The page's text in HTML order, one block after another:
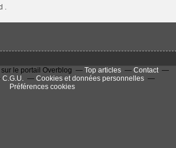
sur le portail Overblog Top articles
Contact
C.G.U.
Cookies et données personnelles
Préférences cookies